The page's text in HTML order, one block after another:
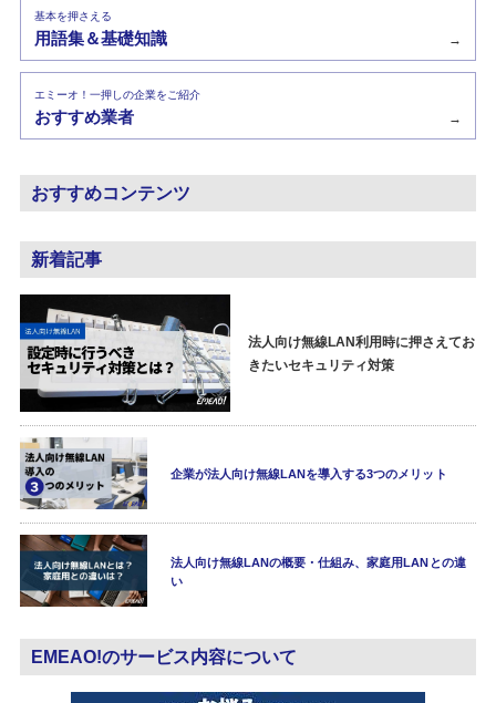
基本を押さえる
用語集＆基礎知識 →
エミーオ！一押しの企業をご紹介
おすすめ業者 →
おすすめコンテンツ
新着記事
法人向け無線LAN利用時に押さえてお
きたいセキュリティ対策
企業が法人向け無線LANを導入する3つのメリット
法人向け無線LANの概要・仕組み、家庭用LANとの違
い
EMEAO!のサービス内容について